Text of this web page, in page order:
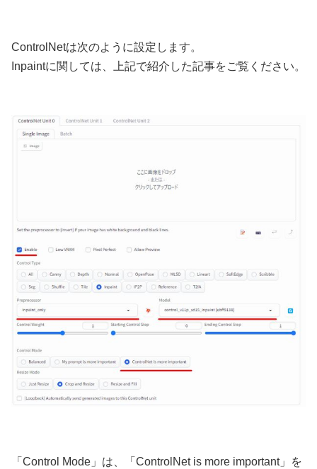
ControlNetは次のように設定します。
Inpaintに関しては、上記で紹介した記事をご覧ください。
「Control Mode」は、「ControlNet is more important」を